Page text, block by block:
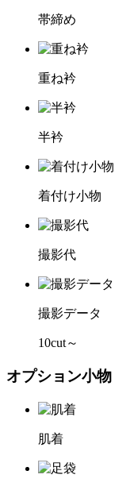
帯締め
重ね衿
半衿
着付け小物
撮影代
撮影データ
10cut～
オプション小物
肌着